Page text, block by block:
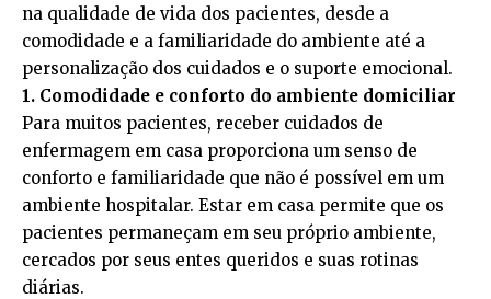
na qualidade de vida dos pacientes, desde a
comodidade e a familiaridade do ambiente até a
personalização dos cuidados e o suporte emocional.
1. Comodidade e conforto do ambiente domiciliar
Para muitos pacientes, receber cuidados de
enfermagem em casa proporciona um senso de
conforto e familiaridade que não é possível em um
ambiente hospitalar. Estar em casa permite que os
pacientes permaneçam em seu próprio ambiente,
cercados por seus entes queridos e suas rotinas
diárias.